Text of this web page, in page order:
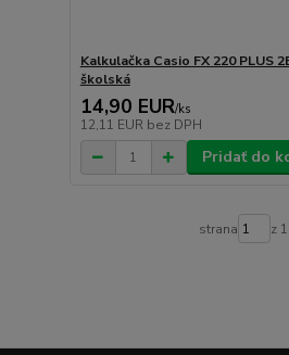
Kalkulačka Casio FX 220 PLUS
školská
14,90 EUR/ks
12,11 EUR bez DPH
Pridať do
strana z 1